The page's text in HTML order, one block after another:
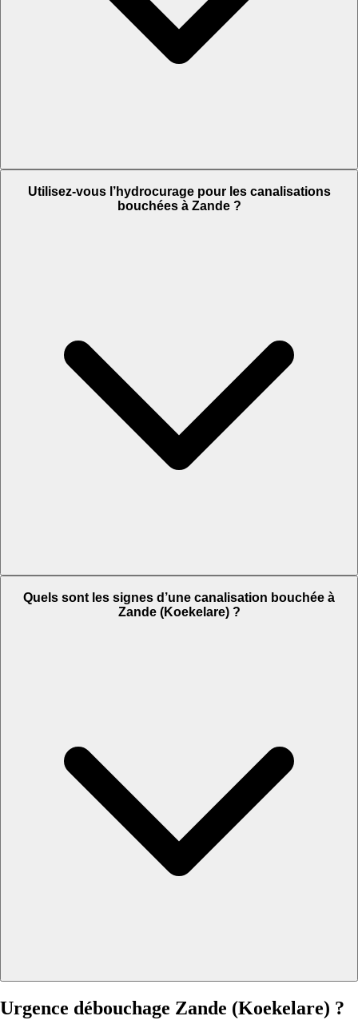
Utilisez-vous l’hydrocurage pour les canalisations
bouchées à Zande ?
Quels sont les signes d’une canalisation bouchée à
Zande (Koekelare) ?
Urgence débouchage Zande (Koekelare) ?